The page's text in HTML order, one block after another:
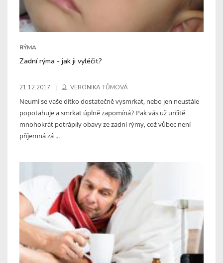
RÝMA
Zadní rýma - jak ji vyléčit?
21.12.2017 VERONIKA TŮMOVÁ
Neumí se vaše dítko dostatečně vysmrkat, nebo jen neustále
popotahuje a smrkat úplně zapomíná? Pak vás už určitě
mnohokrát potrápily obavy ze zadní rýmy, což vůbec není
příjemná zá ...